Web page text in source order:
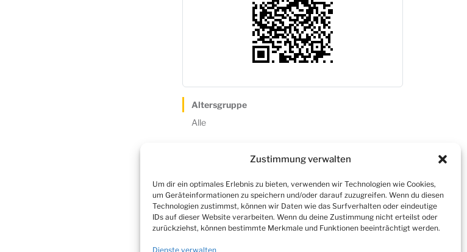
Zustimmung verwalten
Um dir ein optimales Erlebnis zu bieten, verwenden wir Technologien wie Cookies,
um Geräteinformationen zu speichern und/oder darauf zuzugreifen. Wenn du diesen
Technologien zustimmst, können wir Daten wie das Surfverhalten oder eindeutige
IDs auf dieser Website verarbeiten. Wenn du deine Zustimmung nicht erteilst oder
zurückziehst, können bestimmte Merkmale und Funktionen beeinträchtigt werden.
Dienste verwalten
Altersgruppe
Alle